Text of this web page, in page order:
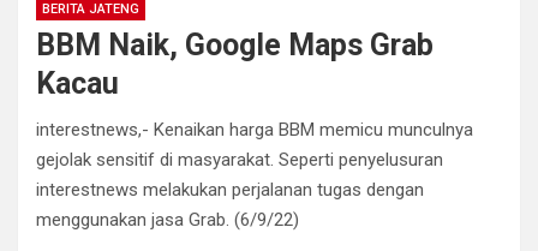
BERITA JATENG
BBM Naik, Google Maps Grab
Kacau
interestnews,- Kenaikan harga BBM memicu munculnya
gejolak sensitif di masyarakat. Seperti penyelusuran
interestnews melakukan perjalanan tugas dengan
menggunakan jasa Grab. (6/9/22)